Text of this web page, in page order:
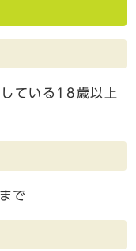
ている18歳以上
で